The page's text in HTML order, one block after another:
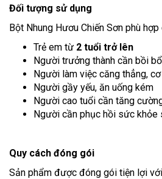
Đối tượng sử dụng
Bột Nhung Hươu Chiến Sơn phù hợp
Trẻ em từ 2 tuổi trở lên
Người trưởng thành cần bồi
Người làm việc căng thẳng,
Người gầy yếu, ăn uống kém
Người cao tuổi cần tăng
Người cần phục hồi sức khỏe
Quy cách đóng gói
Sản phẩm được đóng gói tiện lợi